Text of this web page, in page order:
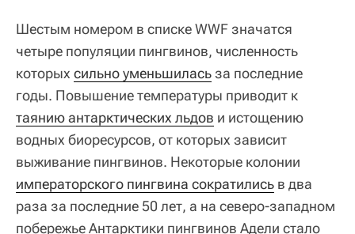
Шестым номером в списке WWF значатся
четыре популяции пингвинов, численность
которых сильно уменьшиласьза последние
годы. Повышение температуры приводит к
таянию антарктических льдов и истощению
водных биоресурсов, от которых зависит
выживание пингвинов. Некоторые колонии
императорского пингвина сократились в два
раза за последние 50 лет, а на северо-западном
побережье Антарктики пингвинов Адели стало